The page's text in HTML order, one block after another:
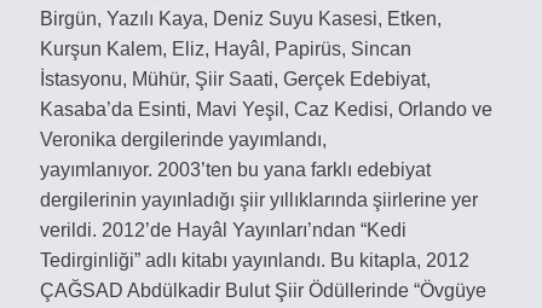
Birgün, Yazılı Kaya, Deniz Suyu Kasesi, Etken,
Kurşun Kalem, Eliz, Hayâl, Papirüs, Sincan
İstasyonu, Mühür, Şiir Saati, Gerçek Edebiyat,
Kasaba’da Esinti, Mavi Yeşil, Caz Kedisi, Orlando ve
Veronika dergilerinde yayımlandı,
yayımlanıyor. 2003’ten bu yana farklı edebiyat
dergilerinin yayınladığı şiir yıllıklarında şiirlerine yer
verildi. 2012’de Hayâl Yayınları’ndan “Kedi
Tedirginliği” adlı kitabı yayınlandı. Bu kitapla, 2012
ÇAĞSAD Abdülkadir Bulut Şiir Ödüllerinde “Övgüye